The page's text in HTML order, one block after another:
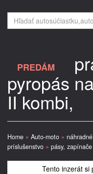
PREDÁM
pyropás
II kombi,
Home » Auto-moto »
príslušenstvo » pásy,
Tento inzerát si